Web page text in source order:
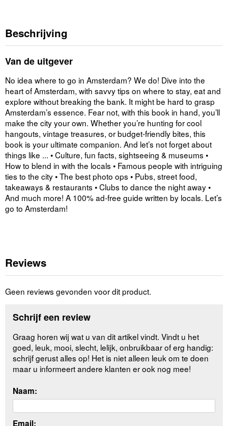
Beschrijving
Van de uitgever
No idea where to go in Amsterdam? We do! Dive into the
heart of Amsterdam, with savvy tips on where to stay, eat and
explore without breaking the bank. It might be hard to grasp
Amsterdam’s essence. Fear not, with this book in hand, you’ll
make the city your own. Whether you’re hunting for cool
hangouts, vintage treasures, or budget-friendly bites, this
book is your ultimate companion. And let’s not forget about
things like ... • Culture, fun facts, sightseeing & museums •
How to blend in with the locals • Famous people with intriguing
ties to the city • The best photo ops • Pubs, street food,
takeaways & restaurants • Clubs to dance the night away •
And much more! A 100% ad-free guide written by locals. Let’s
go to Amsterdam!
Reviews
Geen reviews gevonden voor dit product.
Schrijf een review
Graag horen wij wat u van dit artikel vindt. Vindt u het
goed, leuk, mooi, slecht, lelijk, onbruikbaar of erg handig:
schrijf gerust alles op! Het is niet alleen leuk om te doen
maar u informeert andere klanten er ook nog mee!
Naam:
Email: